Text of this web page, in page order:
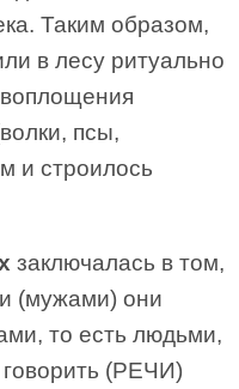
Таким образом,
в лесу ритуально
псы,
и строилось
заключалась в том,
(мужами) они
то есть людьми,
(РЕЧИ)